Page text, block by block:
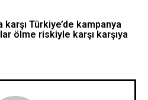
karşı Türkiye’de kampanya
ölme riskiyle karşı karşıya